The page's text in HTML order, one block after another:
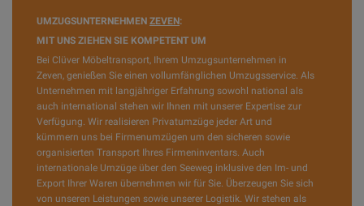
UMZUGSUNTERNEHMEN ZEVEN:
MIT UNS ZIEHEN SIE KOMPETENT UM
Bei Clüver Möbeltransport, Ihrem Umzugsunternehmen in
Zeven, genießen Sie einen vollumfänglichen Umzugsservice. Als
Unternehmen mit langjähriger Erfahrung sowohl national als
auch international stehen wir Ihnen mit unserer Expertise zur
Verfügung. Wir realisieren Privatumzüge jeder Art und
kümmern uns bei Firmenumzügen um den sicheren sowie
organisierten Transport Ihres Firmeninventars. Auch
internationale Umzüge über den Seeweg inklusive den Im- und
Export Ihrer Waren übernehmen wir für Sie. Überzeugen Sie sich
von unseren Leistungen sowie unserer Logistik. Wir stehen als